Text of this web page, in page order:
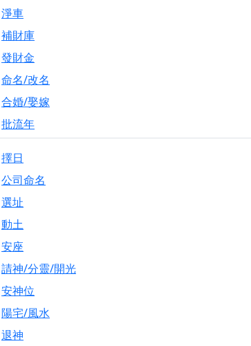
淨車
補財庫
發財金
命名/改名
合婚/娶嫁
批流年
擇日
公司命名
選址
動土
安座
請神/分靈/開光
安神位
陽宅/風水
退神